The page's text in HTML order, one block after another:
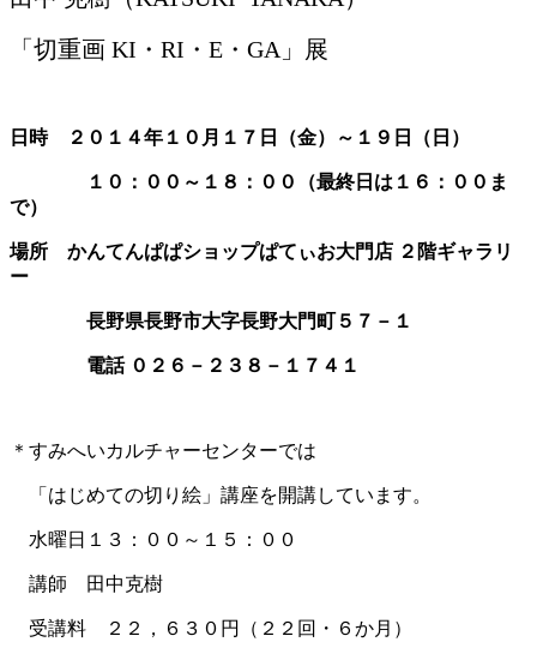
「切重画 KI・RI・E・GA」展
日時 ２０１４年１０月１７日（金）～１９日（日）
１０：００～１８：００（最終日は１６：００ま
で）
場所 かんてんぱぱショップぱてぃお大門店 ２階ギャラリ
ー
長野県長野市大字長野大門町５７－１
電話 ０２６－２３８－１７４１
＊すみへいカルチャーセンターでは
「はじめての切り絵」講座を開講しています。
水曜日１３：００～１５：００
講師 田中克樹
受講料 ２２，６３０円（２２回・６か月）